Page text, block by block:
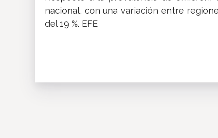
nacional, con una variación entre
del 19 %. EFE